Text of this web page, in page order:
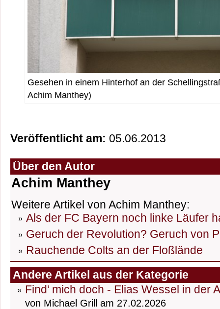
Gesehen in einem Hinterhof an der
Achim Manthey)
Veröffentlicht am: 05.06.2013
Über den Autor
Achim Manthey
Weitere Artikel von Achim Manthey:
Als der FC Bayern noch linke Läufer
Geruch der Revolution? Geruch von
Rauchende Colts an der Floßlände
Andere Artikel aus der Kategorie
Find’ mich doch - Elias Wessel in der
von Michael Grill am 27.02.2026